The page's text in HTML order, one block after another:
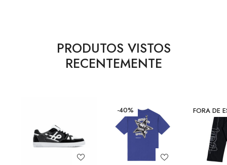
PRODUTOS VISTOS
RECENTEMENTE
-40% FORA DE